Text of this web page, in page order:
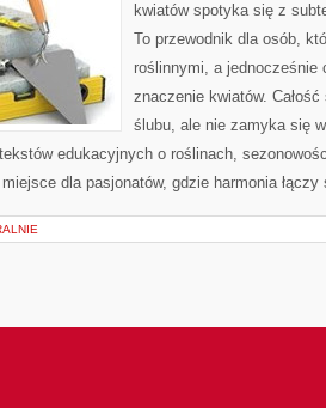
kwiatów spotyka się z
To przewodnik dla osób,
roślinnymi, a jednocześnie
znaczenie kwiatów.
ślubu, ale nie zamyka się
edukacyjnych o roślinach,
miejsce dla pasjonatów, gdzie harmonia